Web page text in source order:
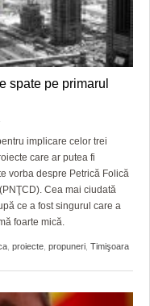
spate pe primarul
implicare celor trei
care ar putea fi
vorba despre Petrică Folică
Cea mai ciudată
ce a fost singurul care a
foarte mică.
proiecte propuneri Timişoara